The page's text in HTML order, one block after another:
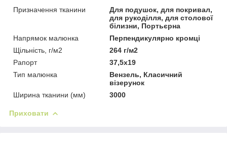
Призначення тканини
Для подушок, для покривал,
для рукоділля, для столової
білизни, Портьєрна
Напрямок малюнка
Перпендикулярно кромці
Щільність, г/м2
264 г/м2
Рапорт
37,5х19
Тип малюнка
Вензель, Класичний
візерунок
Ширина тканини (мм)
3000
Приховати